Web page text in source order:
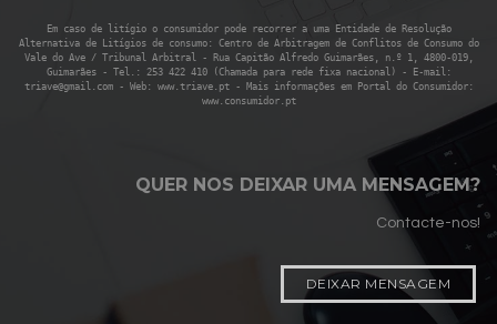
Em caso de litígio o consumidor pode recorrer a uma Entidade de Resolução
Alternativa de Litígios de consumo: Centro de Arbitragem de Conflitos de Consumo do
Vale do Ave / Tribunal Arbitral - Rua Capitão Alfredo Guimarães, n.º 1, 4800-019,
Guimarães - Tel.: 253 422 410 (Chamada para rede fixa nacional) - E-mail:
triave@gmail.com - Web: www.triave.pt - Mais informações em Portal do Consumidor:
www.consumidor.pt
QUER NOS DEIXAR UMA MENSAGEM?
Contacte-nos!
DEIXAR MENSAGEM